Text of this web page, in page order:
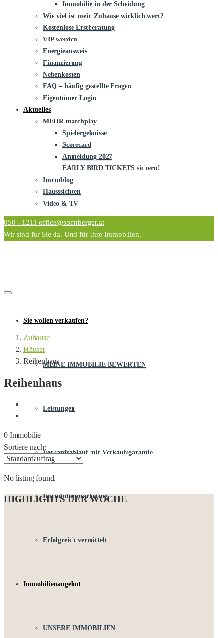
Immobilie in der Scheidung
Wie viel ist mein Zuhause wirklich wert?
Kostenlose Erstberatung
VIP werden
Energieausweis
Finanzierung
Nebenkosten
FAQ – häufig gestellte Fragen
Eigentümer Login
Aktuelles
MEHR.matchplay
Spielergebnisse
Scorecard
Anmeldung 2027
EARLY BIRD TICKETS sichern!
Immoblog
Hausssichten
Video & TV
050 - 1211 office@sonnberger.at
Wir sind für Sie da. Und für Ihre Immobilien.
Sie wollen verkaufen?
MEINE IMMOBILIE BEWERTEN
Leistungen
Verkaufsablauf mit Verkaufsgarantie
Immobilienmarketing
Erfolgreich vermittelt
Immobilienangebot
UNSERE IMMOBILIEN
Zuhause
Häuser
Reihenhaus
Reihenhaus
0 Immobilie
Sortiere nach:
No listing found.
HIGHLIGHTS DER WOCHE